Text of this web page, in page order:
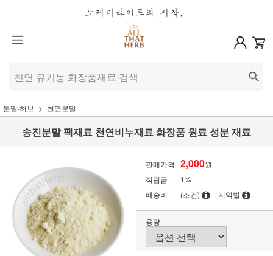
분말·허브 천연분말
송진분말 팩재료 천연비누재료 화장품 원료 성분 재료
판매가격 2,000원
적립금
1%
배송비
(조건) 지역별
용량